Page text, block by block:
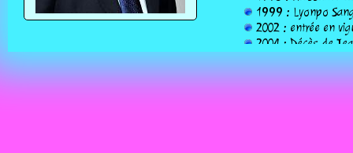
1999 : Lyonpo
2002 : entrée en
2004 : Décès de
2007 : Décès de
2011 :